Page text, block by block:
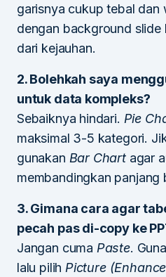
garisnya cukup tebal dan
dengan background slide
dari kejauhan.
2. Bolehkah saya
untuk data kompleks?
Sebaiknya hindari. Pie
maksimal 3-5 kategori.
gunakan Bar Chartagar
membandingkan panjang
3. Gimana cara agar
pecah pas di-copy ke
Jangan cuma Paste.
lalu pilih Picture